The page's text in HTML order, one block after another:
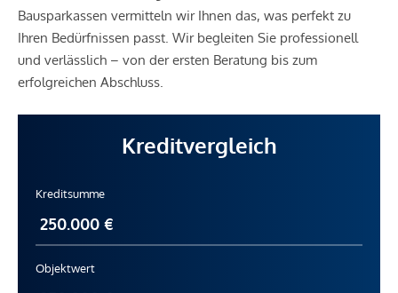
Bausparkassen vermitteln wir Ihnen das, was perfekt zu
Ihren Bedürfnissen passt. Wir begleiten Sie professionell
und verlässlich – von der ersten Beratung bis zum
erfolgreichen Abschluss.
Kreditvergleich
Kreditsumme
Objektwert